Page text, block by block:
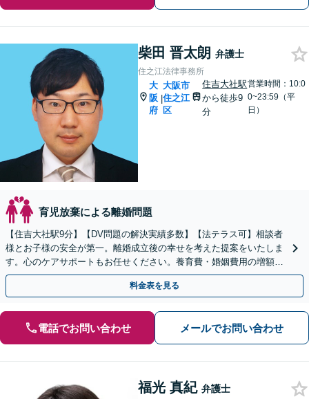
柴田 晋太朗 弁護士
住之江法律事務所
大
阪
府
|
大阪市
住之江
区
住吉大社駅
から徒歩9
分
営業時間：10:0
0~23:59（平
日）
育児放棄による離婚問題
【住吉大社駅9分】【DV問題の解決実績多数】【法テラス可】相談者
様とお子様の安全が第一。離婚成立後の幸せを考えた提案をいたしま
す。心のケアサポートもお任せください。養育費・婚姻費用の増額実
績あり。【子連れ相談OK】【夜間・土日対応可】
料金表を見る
電話でお問い合わせ メールでお問い合わせ
福光 真紀 弁護士